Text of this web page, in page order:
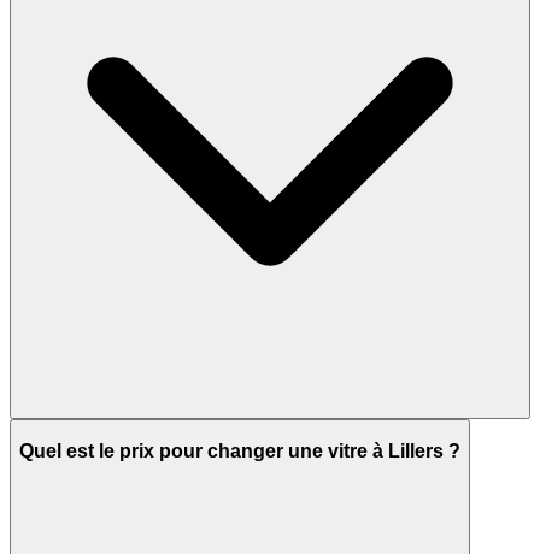
Quel est le prix pour changer une vitre à Lillers ?